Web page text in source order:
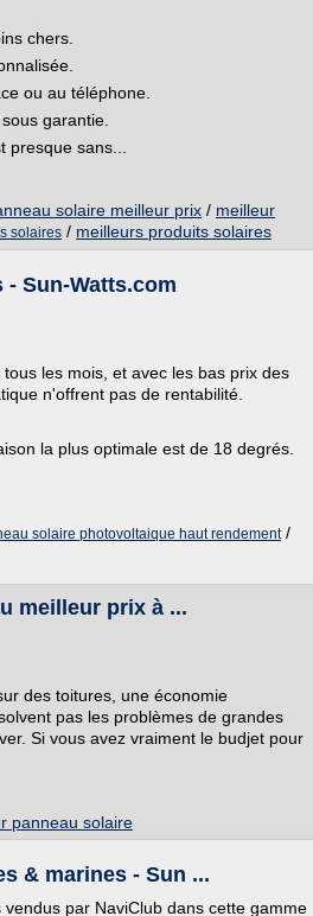
chers.
ou au téléphone.
garantie.
sans...
solaire meilleur prix / meilleur
solaires / meilleurs produits solaires
Sun-Watts.com
les mois, et avec les bas prix des
n'offrent pas de rentabilité.
la plus optimale est de 18 degrés.
solaire photovoltaique haut rendement/
meilleur prix à ...
des toitures, une économie
pas les problèmes de grandes
Si vous avez vraiment le budjet pour
panneau solaire
& marines - Sun ...
par NaviClub dans cette gamme